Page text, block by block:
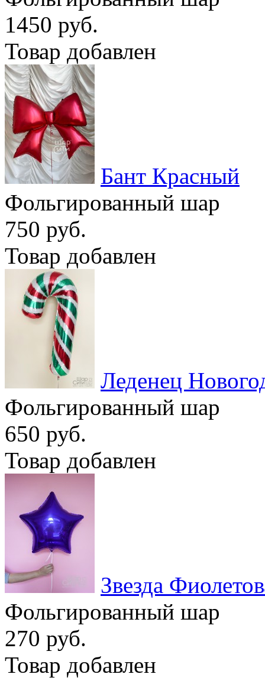
1450 руб.
Товар добавлен
Бант Красный
Фольгированный шар
750 руб.
Товар добавлен
Леденец
Фольгированный шар
650 руб.
Товар добавлен
Звезда
Фольгированный шар
270 руб.
Товар добавлен